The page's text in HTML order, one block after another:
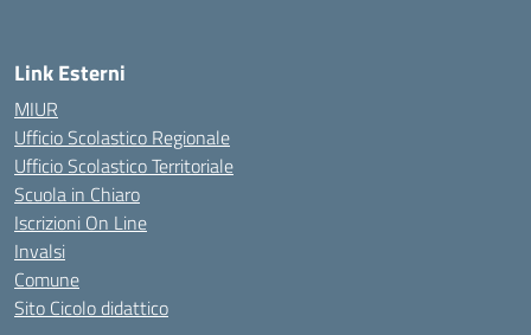
Link Esterni
MIUR
Ufficio Scolastico Regionale
Ufficio Scolastico Territoriale
Scuola in Chiaro
Iscrizioni On Line
Invalsi
Comune
Sito Cicolo didattico